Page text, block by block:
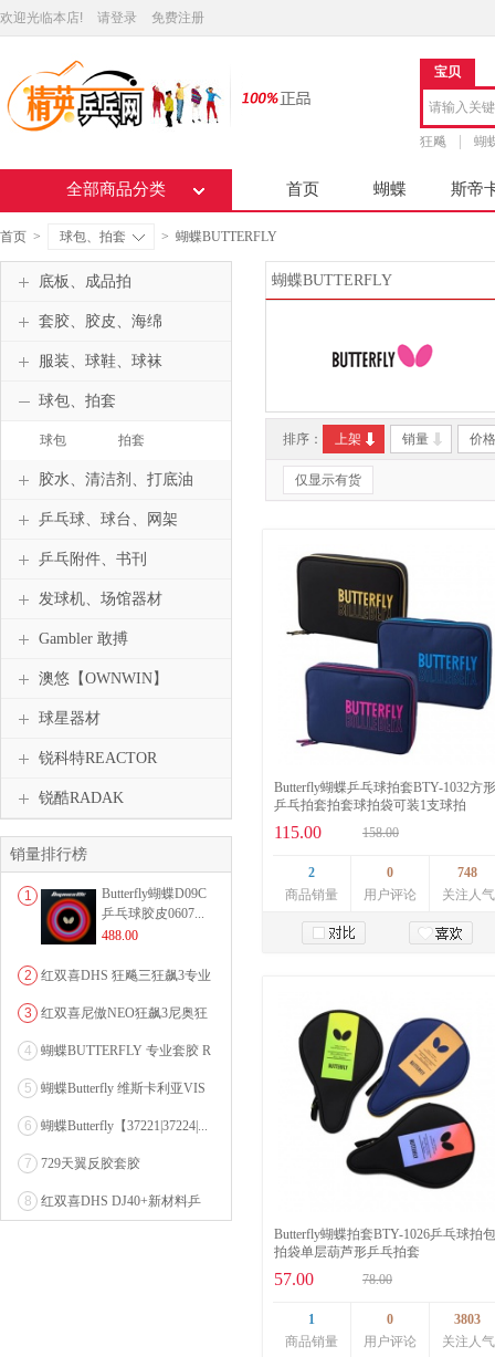
欢迎光临本店! 请登录 免费注册
宝贝
狂飚 蝴
全部商品分类 首页 蝴蝶 斯帝
首页 > 球包、拍套 > 蝴蝶BUTTERFLY
蝴蝶BUTTERFLY
排序： 上架 销量 价格
仅显示有货
Butterfly蝴蝶乒乓球拍套BTY-1032方形
乒乓拍套拍套球拍袋可装1支球拍
115.00 158.00
2
商品销量
0
用户评论
748
关注人气
Butterfly蝴蝶拍套BTY-1026乒乓球拍包
拍袋单层葫芦形乒乓拍套
57.00 78.00
1
商品销量
0
用户评论
3803
关注人气
底板、成品拍
套胶、胶皮、海绵
服装、球鞋、球袜
球包、拍套
球包 拍套
胶水、清洁剂、打底油
乒乓球、球台、网架
乒乓附件、书刊
发球机、场馆器材
Gambler 敢搏
澳悠【OWNWIN】
球星器材
锐科特REACTOR
锐酷RADAK
销量排行榜
1
Butterfly蝴蝶D09C
乒乓球胶皮0607...
488.00
2
红双喜DHS 狂飚三狂飙3专业
3
红双喜尼傲NEO狂飙3尼奥狂
4
蝴蝶BUTTERFLY 专业套胶 R
5
蝴蝶Butterfly 维斯卡利亚VIS
6
蝴蝶Butterfly【37221|37224|...
7 729天翼反胶套胶
8
红双喜DHS DJ40+新材料乒
乓球 WTT系列...